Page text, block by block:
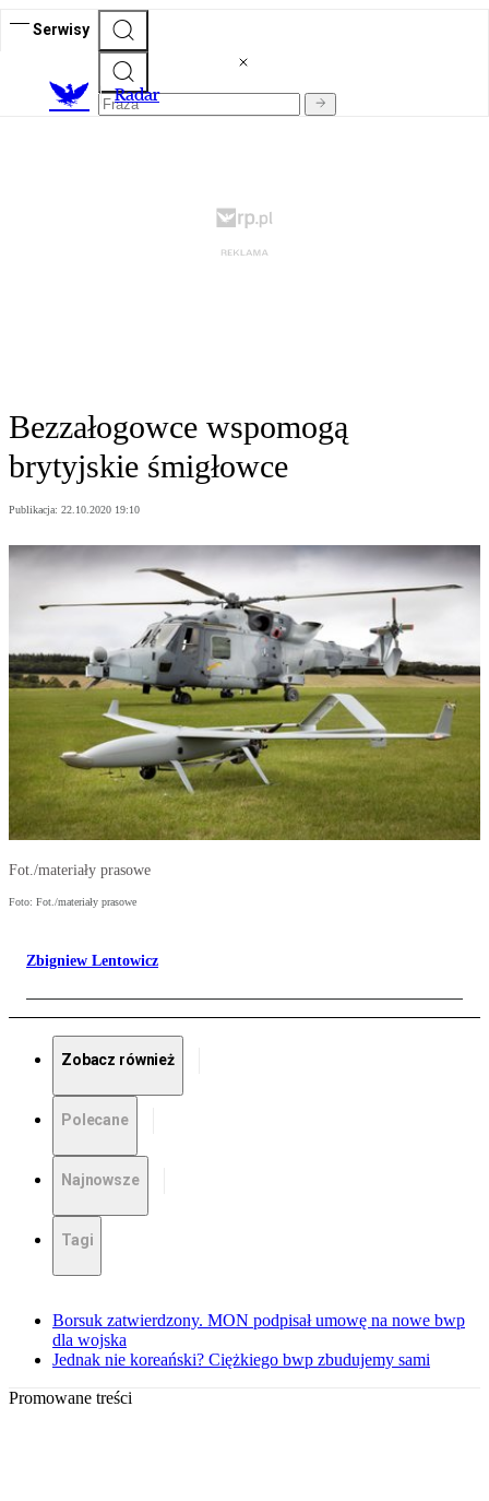
Serwisy
Radar
Bezzałogowce wspomogą
brytyjskie śmigłowce
Publikacja: 22.10.2020 19:10
Fot./materiały prasowe
Foto: Fot./materiały prasowe
Zbigniew Lentowicz
Zobacz również
Polecane
Najnowsze
Tagi
Borsuk zatwierdzony. MON podpisał umowę na nowe bwp
dla wojska
Jednak nie koreański? Ciężkiego bwp zbudujemy sami
Promowane treści